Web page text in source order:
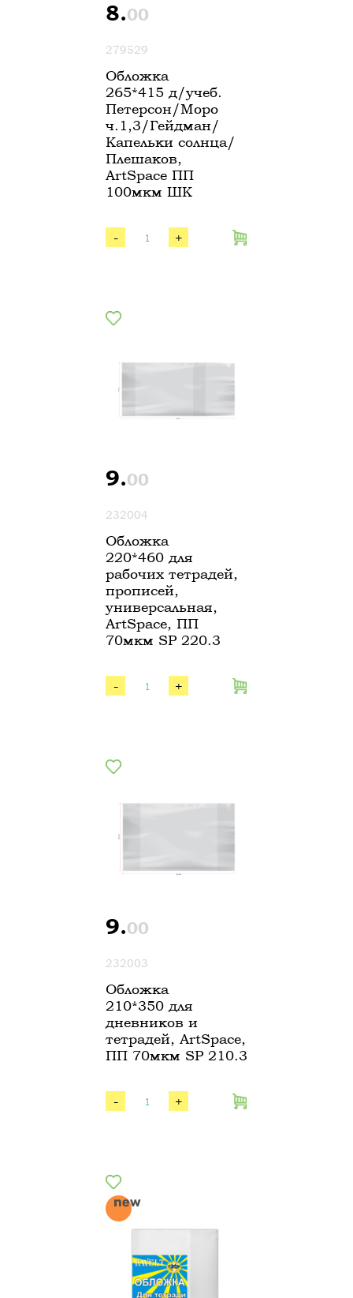
8.00
279529
Обложка
265*415 д/учеб.
Петерсон/Моро
ч.1,3/Гейдман/
Капельки солнца/
Плешаков,
ArtSpace ПП
100мкм ШК
- +
9.00
232004
Обложка
220*460 для
рабочих тетрадей,
прописей,
универсальная,
ArtSpace, ПП
70мкм SP 220.3
- +
9.00
232003
Обложка
210*350 для
дневников и
тетрадей, ArtSpace,
ПП 70мкм SP 210.3
- +